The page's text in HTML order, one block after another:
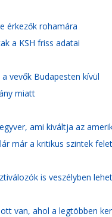
érkezők rohamára
a KSH friss adatai
vevők Budapesten kívül
miatt
ami kiváltja az
már a kritikus szintek
is veszélyben
van, ahol a legtöbben